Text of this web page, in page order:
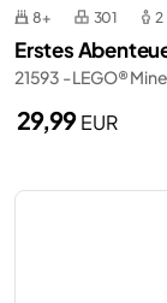
8+ 301 2
Erstes
21593 - LEGO®
29,99EUR